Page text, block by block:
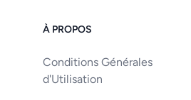
À PROPOS
Conditions Générales
d'Utilisation